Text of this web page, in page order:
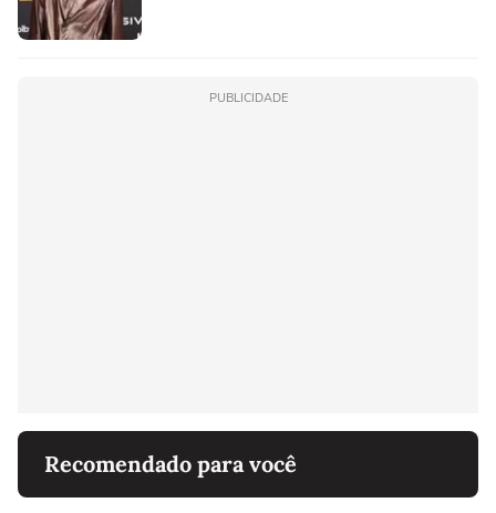
PUBLICIDADE
Recomendado para você